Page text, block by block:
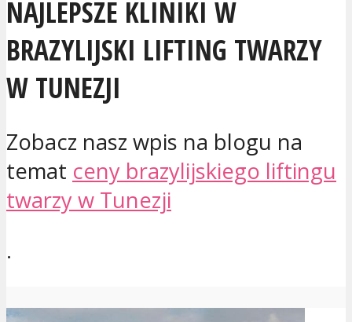
NAJLEPSZE KLINIKI W
BRAZYLIJSKI LIFTING TWARZY
W TUNEZJI
Zobacz nasz wpis na blogu na
temat ceny brazylijskiego liftingu
twarzy w Tunezji
.